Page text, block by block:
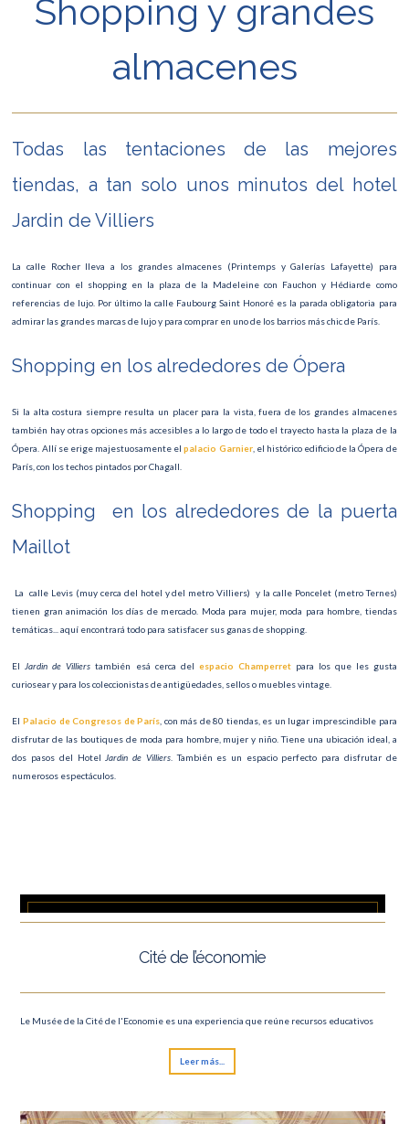
Shopping y grandes
almacenes
Todas las tentaciones de las mejores
tiendas, a tan solo unos minutos del hotel
Jardin de Villiers
La calle Rocher lleva a los grandes almacenes (Printemps y Galerías Lafayette) para
continuar con el shopping en la plaza de la Madeleine con Fauchon y Hédiarde como
referencias de lujo. Por último la calle Faubourg Saint Honoré es la parada obligatoria para
admirar las grandes marcas de lujo y para comprar en uno de los barrios más chic de París.
Shopping en los alrededores de Ópera
Si la alta costura siempre resulta un placer para la vista, fuera de los grandes almacenes
también hay otras opciones más accesibles a lo largo de todo el trayecto hasta la plaza de la
Ópera. Allí se erige majestuosamente elpalacio Garnier, el histórico edificio de la Ópera de
París, con los techos pintados por Chagall.
Shopping en los alrededores de la puerta
Maillot
La calle Levis (muy cerca del hotel y del metro Villiers) y la calle Poncelet (metro Ternes)
tienen gran animación los días de mercado. Moda para mujer, moda para hombre, tiendas
temáticas... aquí encontrará todo para satisfacer sus ganas de shopping.
El Jardin de Villiers también esá cerca del espacio Champerretpara los que les gusta
curiosear y para los coleccionistas de antigüedades, sellos o muebles vintage.
El Palacio de Congresos de París , con más de 80 tiendas, es un lugar imprescindible para
disfrutar de las boutiques de moda para hombre, mujer y niño. Tiene una ubicación ideal, a
dos pasos del Hotel Jardin de Villiers. También es un espacio perfecto para disfrutar de
numerosos espectáculos.
Cité de l’économie
Le Musée de la Cité de l'Economie es una experiencia que reúne recursos educativos
Leer más...